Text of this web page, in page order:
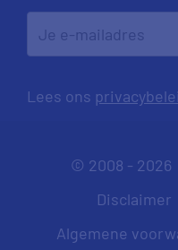
Lees ons
© 2008 - 2026
Disclaimer
Algemene